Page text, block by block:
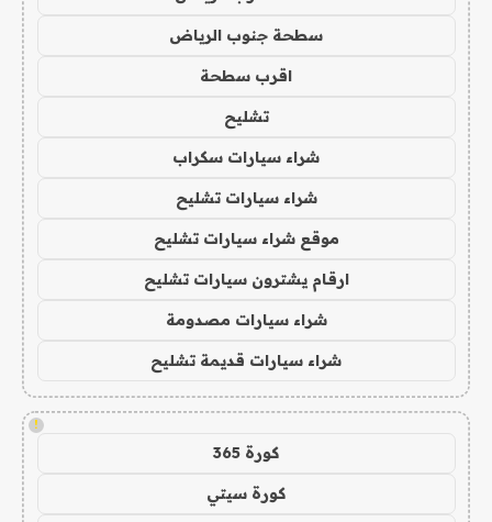
سطحة جنوب الرياض
اقرب سطحة
تشليح
شراء سيارات سكراب
شراء سيارات تشليح
موقع شراء سيارات تشليح
ارقام يشترون سيارات تشليح
شراء سيارات مصدومة
شراء سيارات قديمة تشليح
!
كورة 365
كورة سيتي